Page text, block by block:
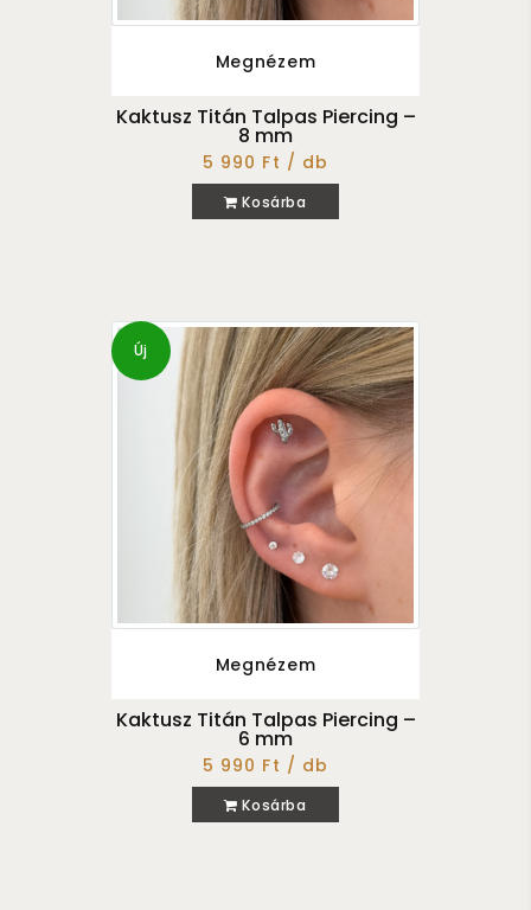
Megnézem
Kaktusz Titán Talpas Piercing –
8 mm
5 990 Ft / db
Kosárba
Új
Megnézem
Kaktusz Titán Talpas Piercing –
6 mm
5 990 Ft / db
Kosárba